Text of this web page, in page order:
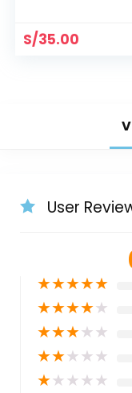
S/35.00
User
★★★★★
★★★★★
★★★★★
★★★★★
★★★★★